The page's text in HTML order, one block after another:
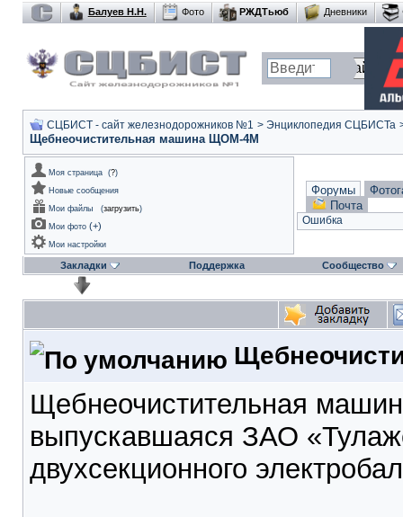
Балуев Н.Н. Фото РЖДТьюб Дневники
СЦБИСТ - сайт железнодорожников №1 > Энциклопедия СЦБИСТа
Щебнеочистительная машина ЩОМ-4М
Моя страница (?)
Новые сообщения
Мои файлы
(загрузить)
Мои фото (+)
Мои настройки
Форумы
Почта
Ошибка
Закладки Поддержка Сообщество
Щебнеочистительная
выпускавшаяся ЗАО
двухсекционного